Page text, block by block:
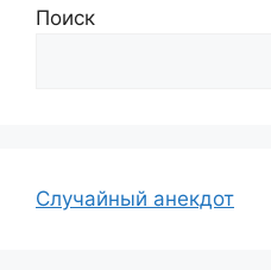
Поиск
Случайный анекдот